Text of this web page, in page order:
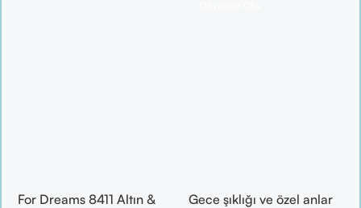
For Dreams 8411 Altın &
Gece şıklığı ve özel anlar